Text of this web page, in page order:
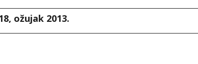
ožujak 2013.